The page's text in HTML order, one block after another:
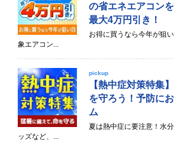
の省エネエアコン
最大4万円引き！
お得に買うなら今年が狙
象エアコン...
pickup
【熱中症対策特集
を守ろう！予防に
ム
夏は熱中症に要注意！水
ッズなど、...